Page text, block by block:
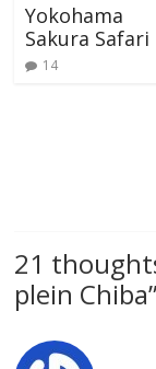
Yokohama
Sakura Safari
14
21
plein Chiba”